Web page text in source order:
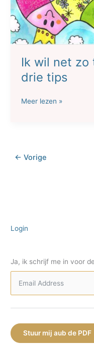
Ik wil net zo
drie tips
Ik
als
Meer lezen »
← Vorige
Login
Ja, ik schrijf me in voor
Stuur mij aub de PDF